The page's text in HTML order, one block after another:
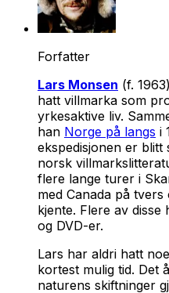
Forfatter
Lars Monsen (f.
hatt villmarka som
yrkesaktive liv.
han Norge på langs i
ekspedisjonen er blitt
norsk
flere lange turer i
med Canada på
kjente. Flere av
og DVD-er.
Lars har aldri hatt
kortest mulig tid. Det
naturens skiftninger